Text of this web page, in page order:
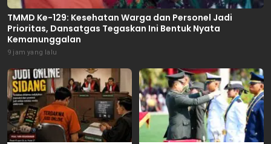
TMMD Ke-129: Kesehatan Warga dan Personel Jadi
Prioritas, Dansatgas Tegaskan Ini Bentuk Nyata
Kemanunggalan
9 jam yang lalu